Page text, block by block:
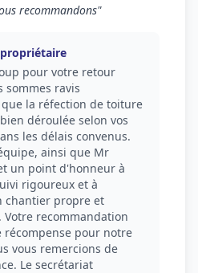
recommandons"
pour votre retour
sommes ravis
la réfection de toiture
déroulée selon vos
les délais convenus.
ainsi que Mr
un point d'honneur à
rigoureux et à
chantier propre et
Votre recommandation
récompense pour notre
vous remercions de
Le secrétariat